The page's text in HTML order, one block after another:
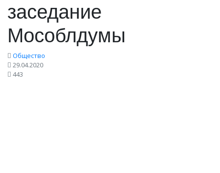
заседание
Мособлдумы
Общество
29.04.2020
443